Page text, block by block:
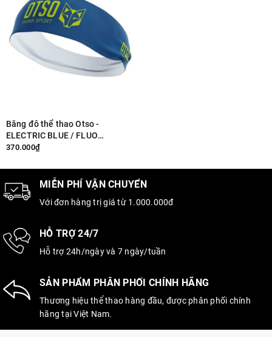
Băng đô thể thao Otso -
ELECTRIC BLUE / FLUO
YELLOW (OBEb/Fy)
370.000₫
MIỄN PHÍ VẬN CHUYỂN
Với đơn hàng trị giá từ 1.000.000đ
HỖ TRỢ 24/7
Hỗ trợ 24h/ngày và 7 ngày/tuần
SẢN PHẨM PHÂN PHỐI CHÍNH HÃNG
Thương hiệu thể thao hàng đầu, được phân phối chính
hãng tại Việt Nam.